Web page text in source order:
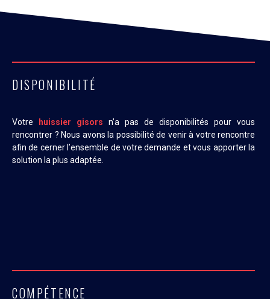
DISPONIBILITÉ
Votre huissier gisors
n’a pas de disponibilités pour vous
rencontrer ? Nous avons la possibilité de venir à votre rencontre
afin de cerner l’ensemble de votre demande et vous apporter la
solution la plus adaptée.
COMPÉTENCE